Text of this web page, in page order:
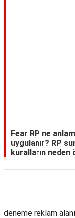
Fear RP ne
uygulanır? RP
kuralların neden
deneme reklam